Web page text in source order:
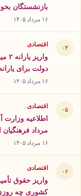
بازنشستگان
۱۶ مرداد ۱۴۰۵
۰۴ اقتصادی
دولت برای
۱۶ مرداد ۱۴۰۵
۰۵ اقتصادی
اطلاعیه
مرداد فرهنگیان
۱۶ مرداد ۱۴۰۵
۰۶ اقتصادی
واریز حقوق
کشوری چه